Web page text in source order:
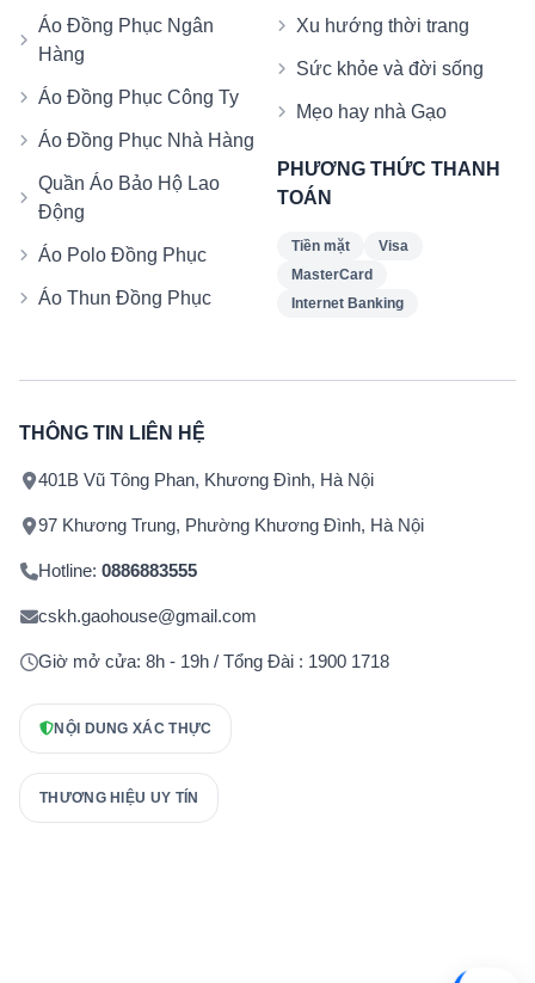
Áo Đồng Phục Ngân
Hàng
Áo Đồng Phục Công Ty
Áo Đồng Phục Nhà Hàng
Quần Áo Bảo Hộ Lao
Động
Áo Polo Đồng Phục
Áo Thun Đồng Phục
Xu hướng thời trang
Sức khỏe và đời sống
Mẹo hay nhà Gạo
PHƯƠNG THỨC THANH
TOÁN
Tiền mặt
Visa
MasterCard
Internet Banking
THÔNG TIN LIÊN HỆ
401B Vũ Tông Phan, Khương Đình, Hà Nội
97 Khương Trung, Phường Khương Đình, Hà Nội
Hotline: 0886883555
cskh.gaohouse@gmail.com
Giờ mở cửa: 8h - 19h / Tổng Đài : 1900 1718
NỘI DUNG XÁC THỰC
THƯƠNG HIỆU UY TÍN